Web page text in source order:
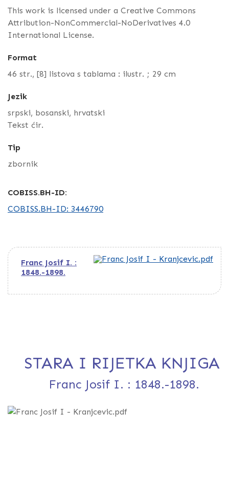
This work is licensed under a Creative Commons
Attribution-NonCommercial-NoDerivatives 4.0
International License.
Format
46 str., [8] listova s tablama : ilustr. ; 29 cm
Jezik
srpski, bosanski, hrvatski
Tekst ćir.
Tip
zbornik
COBISS.BH-ID:
COBISS.BH-ID: 3446790
Franc Josif I. :
1848.-1898.
STARA I RIJETKA KNJIGA
Franc Josif I. : 1848.-1898.